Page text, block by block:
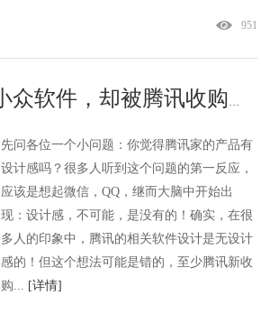
951
这款被低估的小众软件，却被腾讯收购！网友：真有眼光！太赞了
先问各位一个小问题：你觉得腾讯家的产品有
设计感吗？很多人听到这个问题的第一反应，
应该是想起微信，QQ，继而大脑中开始出
现：设计感，不可能，是没有的！确实，在很
多人的印象中，腾讯的相关软件设计是无设计
感的！但这个想法可能是错的，至少腾讯新收
购... [详情]